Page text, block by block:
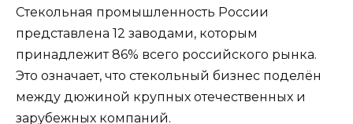
Стекольная промышленность России
представлена 12 заводами, которым
принадлежит 86% всего российского рынка.
Это означает, что стекольный бизнес поделён
между дюжиной крупных отечественных и
зарубежных компаний.